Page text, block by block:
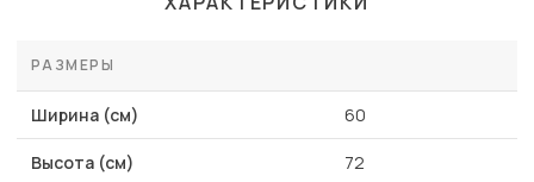
РАЗМЕРЫ
Ширина (см) 60
Высота (см) 72